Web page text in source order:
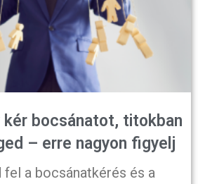
kér bocsánatot, titokban
– erre nagyon figyelj
fel a bocsánatkérés és a